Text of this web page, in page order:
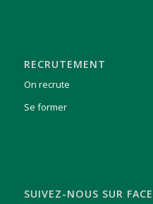
RECRUTEMENT
On recrute
Se former
SUIVEZ-NOUS SUR